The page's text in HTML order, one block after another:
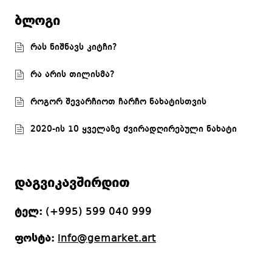
ბლოგი
რას ნიშნავს კიტჩი?
რა არის თილისმა?
როგორ შევარჩიოთ ჩარჩო ნახატისთვის
2020-ის 10 ყველაზე ძვირადღირებული ნახატი
დაგვიკავშირდით
ტელ: (+995) 599 040 999
ფოსტა: info@gemarket.art